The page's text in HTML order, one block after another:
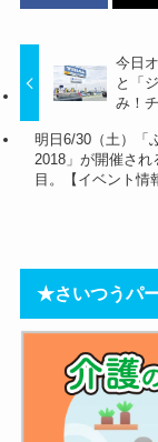
今日
と「
み！
明日6/30（土）「
2018」が開催さ
目。【イベント情
★さいつうパ